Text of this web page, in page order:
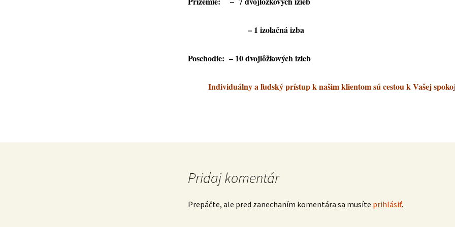
– 1 izolačná izba
Poschodie: – 10 dvojlôžkových izieb
Individuálny a ľudský prístup k našim klientom sú cestou k Vašej
Pridaj komentár
Prepáčte, ale pred zanechaním komentára sa musíte prihlásiť.